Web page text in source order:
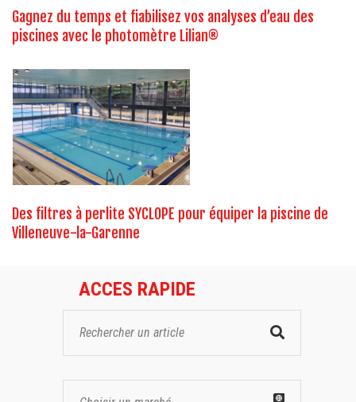
Gagnez du temps et fiabilisez vos analyses d’eau des
piscines avec le photomètre Lilian®
Des filtres à perlite SYCLOPE pour équiper la piscine de
Villeneuve-la-Garenne
ACCES RAPIDE